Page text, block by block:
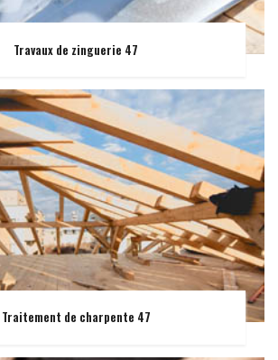
Travaux de zinguerie 47
Traitement de charpente 47